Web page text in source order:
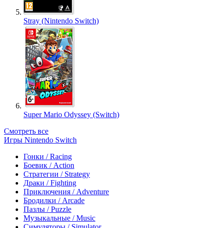
Stray (Nintendo Switch)
Super Mario Odyssey (Switch)
Смотреть все
Игры Nintendo Switch
Гонки / Racing
Боевик / Action
Стратегии / Strategy
Драки / Fighting
Приключения / Adventure
Бродилки / Arcade
Пазлы / Puzzle
Музыкальные / Music